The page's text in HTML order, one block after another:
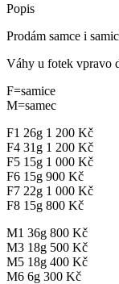
Popis
Prodám samce i
Váhy u fotek vpravo
F=samice
M=samec
F1 26g 1 200 Kč
F4 31g 1 200 Kč
F5 15g 1 000 Kč
F6 15g 900 Kč
F7 22g 1 000 Kč
F8 15g 800 Kč
M1 36g 800 Kč
M3 18g 500 Kč
M5 18g 400 Kč
M6 6g 300 Kč